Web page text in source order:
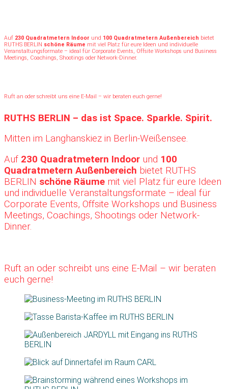
Auf 230 Quadratmetern Indoor und 100 Quadratmetern Außenbereich bietet
RUTHS BERLIN schöne Räume mit viel Platz für eure Ideen und individuelle
Veranstaltungsformate – ideal für Corporate Events, Offsite Workshops und Business
Meetings, Coachings, Shootings oder Network-Dinner.
Ruft an oder schreibt uns eine E-Mail – wir beraten euch gerne!
RUTHS BERLIN – das ist Space. Sparkle. Spirit.
Mitten im Langhanskiez in Berlin-Weißensee.
Auf 230 Quadratmetern Indoor und 100
Quadratmetern Außenbereich bietet RUTHS
BERLIN schöne Räume mit viel Platz für eure Ideen
und individuelle Veranstaltungsformate – ideal für
Corporate Events, Offsite Workshops und Business
Meetings, Coachings, Shootings oder Network-
Dinner.
Ruft an oder schreibt uns eine E-Mail – wir beraten
euch gerne!